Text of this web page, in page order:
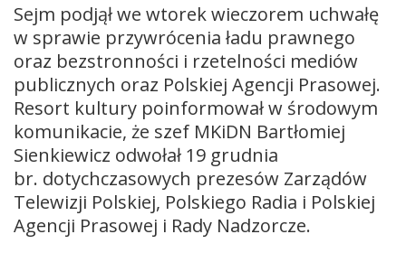
Sejm podjął we wtorek wieczorem uchwałę
w sprawie przywrócenia ładu prawnego
oraz bezstronności i rzetelności mediów
publicznych oraz Polskiej Agencji Prasowej.
Resort kultury poinformował w środowym
komunikacie, że szef MKiDN Bartłomiej
Sienkiewicz odwołał 19 grudnia
br. dotychczasowych prezesów Zarządów
Telewizji Polskiej, Polskiego Radia i Polskiej
Agencji Prasowej i Rady Nadzorcze.